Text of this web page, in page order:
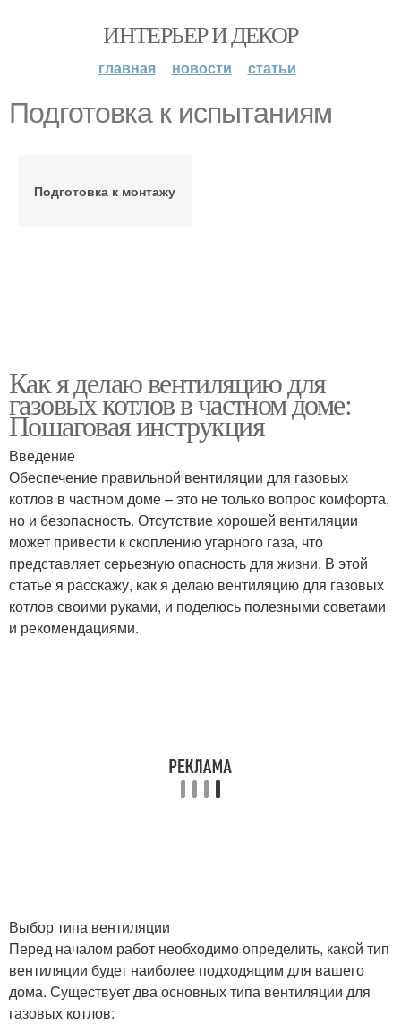
ИНТЕРЬЕР И ДЕКОР
главная новости статьи
Подготовка к испытаниям
Подготовка к монтажу
Как я делаю вентиляцию для
газовых котлов в частном доме:
Пошаговая инструкция
Введение
Обеспечение правильной вентиляции для газовых
котлов в частном доме – это не только вопрос комфорта,
но и безопасность. Отсутствие хорошей вентиляции
может привести к скоплению угарного газа, что
представляет серьезную опасность для жизни. В этой
статье я расскажу, как я делаю вентиляцию для газовых
котлов своими руками, и поделюсь полезными советами
и рекомендациями.
Выбор типа вентиляции
Перед началом работ необходимо определить, какой тип
вентиляции будет наиболее подходящим для вашего
дома. Существует два основных типа вентиляции для
газовых котлов: